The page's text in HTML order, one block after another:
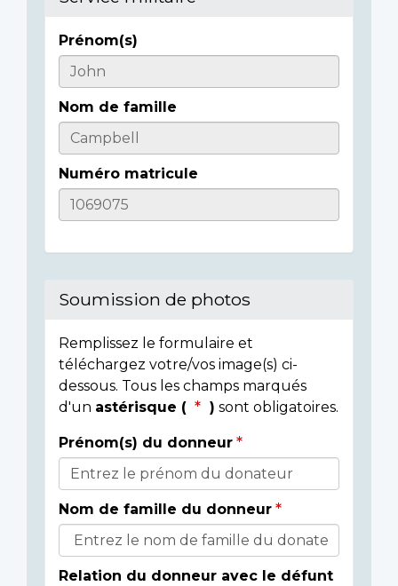
Casualty
Details
Prénom(s)
Nom de famille
Numéro matricule
Soumission de photos
Remplissez le formulaire et
téléchargez votre/vos image(s) ci-
dessous. Tous les champs marqués
d'un astérisque ( ) sont obligatoires.
Donor
Details
Prénom(s) du donneur
Nom de famille du donneur
Relation du donneur avec le défunt